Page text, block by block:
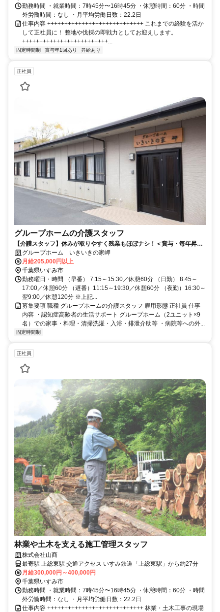
勤務時間 ・就業時間：7時45分〜16時45分 ・休憩時間：60分 ・時間
外労働時間：なし ・月平均労働日数：22.2日
仕事内容 ++++++++++++++++++++++++++++ これまでの経験を活か
して正社員に！ 整地や伐採の即戦力としてお迎えします。
+++++++++++++++++++++++++...
固定時間制 賞与年1回あり 昇給あり
正社員
グループホームの介護スタッフ
【介護スタッフ】休みが取りやすく残業もほぼナシ！＜賞与・毎年昇給
あり＞ いすみ市 正社員 介護職
グループホーム いきいきの家岬
月給205,000円以上
千葉県いすみ市
勤務曜日・時間 （早番） 7:15～15:30／休憩60分 （日勤） 8:45～
17:00／休憩60分 （遅番）11:15～19:30／休憩60分 （夜勤）16:30～
翌9:00／休憩120分 ※上記...
募集要項 職種 グループホームの介護スタッフ 雇用形態 正社員 仕事
内容 ・認知症高齢者の生活サポート グループホーム（2ユニット×9
名）での家事・料理・清掃洗濯・入浴・排泄介助等 ・病院等への外...
固定時間制
正社員
林業や土木を支える施工管理スタッフ
株式会社山商
最寄駅 上総東駅 交通アクセス いすみ鉄道「上総東駅」から約27分
月給300,000円～400,000円
千葉県いすみ市
勤務時間 ・就業時間：7時45分〜16時45分 ・休憩時間：60分 ・時間
外労働時間：なし ・月平均労働日数：22.2日
仕事内容 ++++++++++++++++++++++++++++ 林業・土木工事の現場